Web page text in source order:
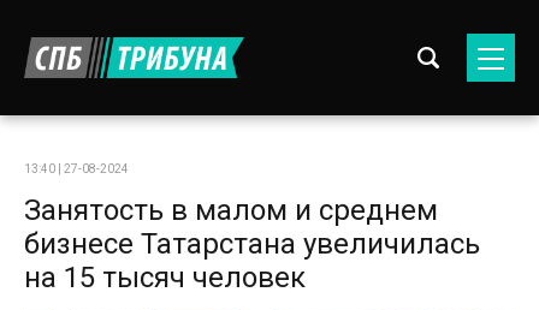
13:40 | 27-08-2024
Занятость в малом и среднем
бизнесе Татарстана увеличилась
на 15 тысяч человек